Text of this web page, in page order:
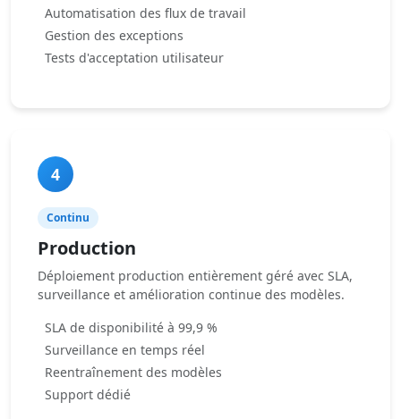
Automatisation des flux de travail
Gestion des exceptions
Tests d'acceptation utilisateur
4
Continu
Production
Déploiement production entièrement géré avec SLA,
surveillance et amélioration continue des modèles.
SLA de disponibilité à 99,9 %
Surveillance en temps réel
Reentraînement des modèles
Support dédié